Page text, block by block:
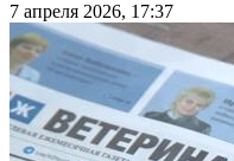
7 апреля 2026, 17:37